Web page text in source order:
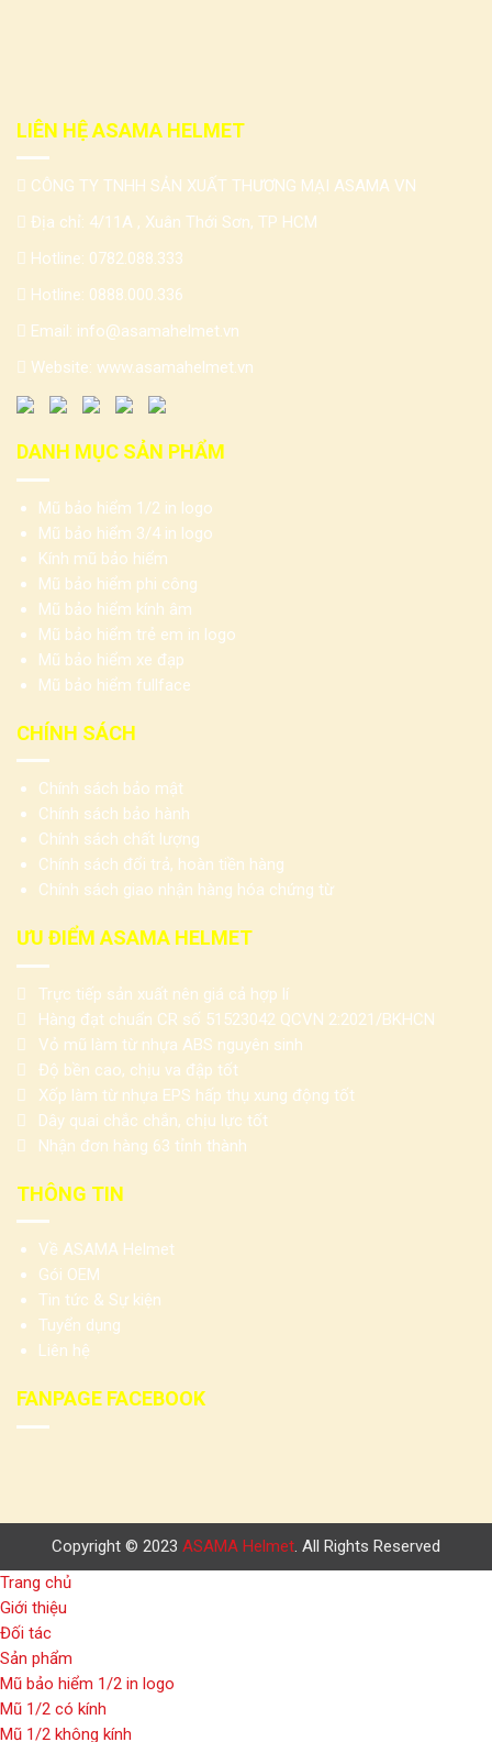
LIÊN HỆ ASAMA HELMET
CÔNG TY TNHH SẢN XUẤT THƯƠNG MẠI ASAMA VN
Địa chỉ: 4/11A , Xuân Thới Sơn, TP HCM
Hotline: 0782.088.333
Hotline: 0888.000.336
Email: info@asamahelmet.vn
Website: www.asamahelmet.vn
DANH MỤC SẢN PHẨM
Mũ bảo hiểm 1/2 in logo
Mũ bảo hiểm 3/4 in logo
Kính mũ bảo hiểm
Mũ bảo hiểm phi công
Mũ bảo hiểm kính âm
Mũ bảo hiểm trẻ em in logo
Mũ bảo hiểm xe đạp
Mũ bảo hiểm fullface
CHÍNH SÁCH
Chính sách bảo mật
Chính sách bảo hành
Chính sách chất lượng
Chính sách đổi trả, hoàn tiền hàng
Chính sách giao nhận hàng hóa chứng từ
ƯU ĐIỂM ASAMA HELMET
Trực tiếp sản xuất nên giá cả hợp lí
Hàng đạt chuẩn CR số 51523042 QCVN 2:2021/BKHCN
Vỏ mũ làm từ nhựa ABS nguyên sinh
Độ bền cao, chịu va đập tốt
Xốp làm từ nhựa EPS hấp thụ xung động tốt
Dây quai chắc chắn, chịu lực tốt
Nhận đơn hàng 63 tỉnh thành
THÔNG TIN
Về ASAMA Helmet
Gói OEM
Tin tức & Sự kiện
Tuyển dụng
Liên hệ
FANPAGE FACEBOOK
Copyright © 2023 ASAMA Helmet . All Rights Reserved
Trang chủ
Giới thiệu
Đối tác
Sản phẩm
Mũ bảo hiểm 1/2 in logo
Mũ 1/2 có kính
Mũ 1/2 không kính